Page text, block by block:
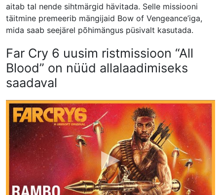
aitab tal nende sihtmärgid hävitada. Selle missiooni
täitmine premeerib mängijaid Bow of Vengeance’iga,
mida saab seejärel põhimängus püsivalt kasutada.
Far Cry 6 uusim ristmissioon “All
Blood” on nüüd allalaadimiseks
saadaval